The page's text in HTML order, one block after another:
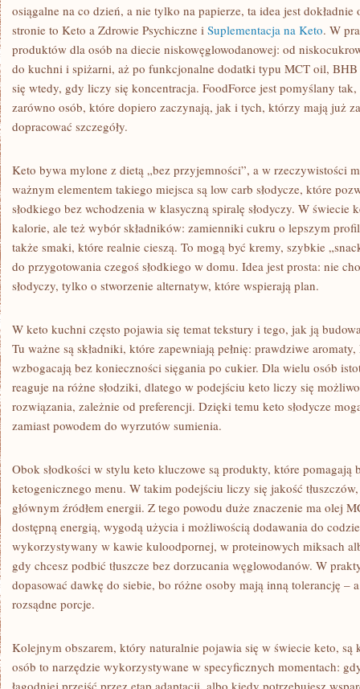
osiągalne na co dzień, a nie tylko na papierze, ta idea jest
stronie to Keto a Zdrowie Psychiczne i Suplementacja na Keto. W
produktów dla osób na diecie niskowęglowodanowej: od
do kuchni i spiżarni, aż po funkcjonalne dodatki typu MCT oil,
się wtedy, gdy liczy się koncentracja. FoodForce jest pomyślany
zarówno osób, które dopiero zaczynają, jak i tych, którzy mają już
dopracować szczegóły.
Keto bywa mylone z dietą „bez przyjemności”, a w rzeczywistości
ważnym elementem takiego miejsca są low carb słodycze, które
słodkiego bez wchodzenia w klasyczną spiralę słodyczy. W świecie
kalorie, ale też wybór składników: zamienniki cukru o lepszym
także smaki, które realnie cieszą. To mogą być kremy, szybkie
do przygotowania czegoś słodkiego w domu. Idea jest prosta: nie
słodyczy, tylko o stworzenie alternatyw, które wspierają plan.
W keto kuchni często pojawia się temat tekstury i tego, jak ją
Tu ważne są składniki, które zapewniają pełnię: prawdziwe
wzbogacają bez konieczności sięgania po cukier. Dla wielu osób
reaguje na różne słodziki, dlatego w podejściu keto liczy się
rozwiązania, zależnie od preferencji. Dzięki temu keto słodycze
zamiast powodem do wyrzutów sumienia.
Obok słodkości w stylu keto kluczowe są produkty, które pomagają
ketogenicznego menu. W takim podejściu liczy się jakość
głównym źródłem energii. Z tego powodu duże znaczenie ma olej
dostępną energią, wygodą użycia i możliwością dodawania do
wykorzystywany w kawie kuloodpornej, w proteinowych miksach
gdy chcesz podbić tłuszcze bez dorzucania węglowodanów. W
dopasować dawkę do siebie, bo różne osoby mają inną tolerancję –
rozsądne porcje.
Kolejnym obszarem, który naturalnie pojawia się w świecie keto, są
osób to narzędzie wykorzystywane w specyficznych momentach:
łagodniej przejść przez etap adaptacji, albo kiedy potrzebujesz